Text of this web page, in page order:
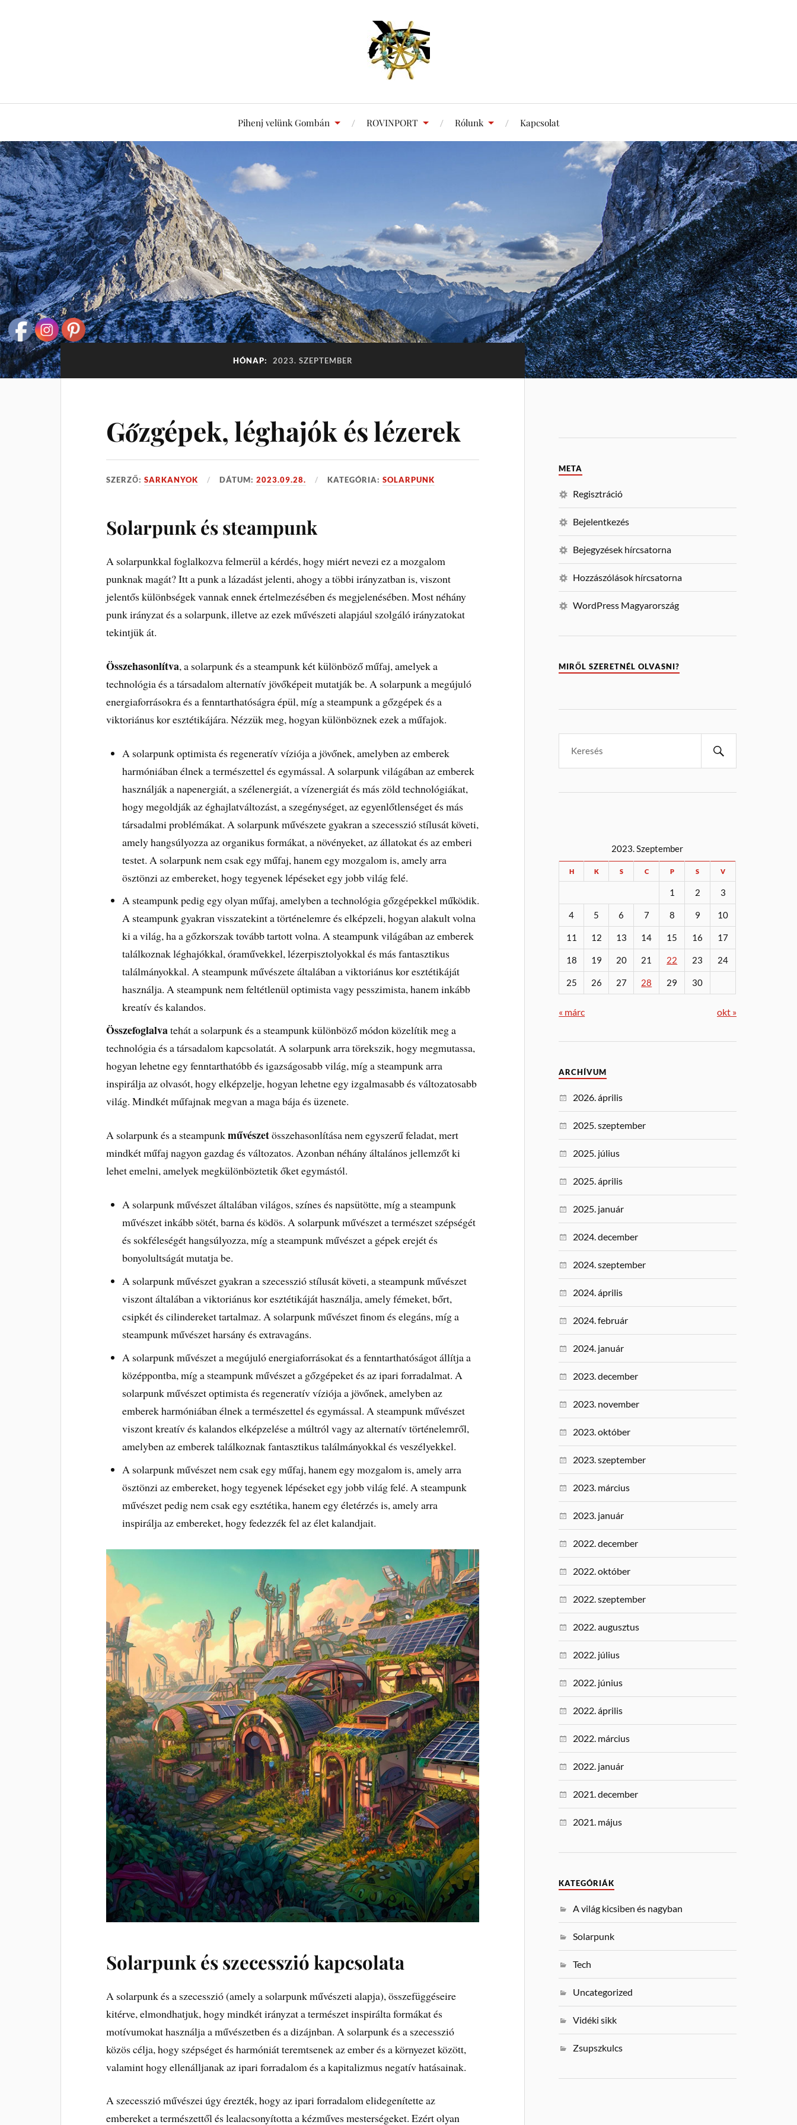
Pihenj velünk Gombán ROVINPORT Rólunk Kapcsolat
HÓNAP: 2023. SZEPTEMBER
Gőzgépek, léghajók és lézerek
SZERZŐ:SARKANYOK DÁTUM:2023.09.28. KATEGÓRIA:SOLARPUNK
Solarpunk és steampunk
A solarpunkkal foglalkozva felmerül a kérdés, hogy miért nevezi ez a mozgalom
punknak magát? Itt a punk a lázadást jelenti, ahogy a többi irányzatban is, viszont
jelentős különbségek vannak ennek értelmezésében és megjelenésében. Most néhány
punk irányzat és a solarpunk, illetve az ezek művészeti alapjául szolgáló irányzatokat
tekintjük át.
Összehasonlítva, a solarpunk és a steampunk két különböző műfaj, amelyek a
technológia és a társadalom alternatív jövőképeit mutatják be. A solarpunk a megújuló
energiaforrásokra és a fenntarthatóságra épül, míg a steampunk a gőzgépek és a
viktoriánus kor esztétikájára. Nézzük meg, hogyan különböznek ezek a műfajok.
A solarpunk optimista és regeneratív víziója a jövőnek, amelyben az emberek
harmóniában élnek a természettel és egymással. A solarpunk világában az emberek
használják a napenergiát, a szélenergiát, a vízenergiát és más zöld technológiákat,
hogy megoldják az éghajlatváltozást, a szegénységet, az egyenlőtlenséget és más
társadalmi problémákat. A solarpunk művészete gyakran a szecesszió stílusát követi,
amely hangsúlyozza az organikus formákat, a növényeket, az állatokat és az emberi
testet. A solarpunk nem csak egy műfaj, hanem egy mozgalom is, amely arra
ösztönzi az embereket, hogy tegyenek lépéseket egy jobb világ felé.
A steampunk pedig egy olyan műfaj, amelyben a technológia gőzgépekkel működik.
A steampunk gyakran visszatekint a történelemre és elképzeli, hogyan alakult volna
ki a világ, ha a gőzkorszak tovább tartott volna. A steampunk világában az emberek
találkoznak léghajókkal, óraművekkel, lézerpisztolyokkal és más fantasztikus
találmányokkal. A steampunk művészete általában a viktoriánus kor esztétikáját
használja. A steampunk nem feltétlenül optimista vagy pesszimista, hanem inkább
kreatív és kalandos.
Összefoglalvatehát a solarpunk és a steampunk különböző módon közelítik meg a
technológia és a társadalom kapcsolatát. A solarpunk arra törekszik, hogy megmutassa,
hogyan lehetne egy fenntarthatóbb és igazságosabb világ, míg a steampunk arra
inspirálja az olvasót, hogy elképzelje, hogyan lehetne egy izgalmasabb és változatosabb
világ. Mindkét műfajnak megvan a maga bája és üzenete.
A solarpunk és a steampunkművészetösszehasonlítása nem egyszerű feladat, mert
mindkét műfaj nagyon gazdag és változatos. Azonban néhány általános jellemzőt ki
lehet emelni, amelyek megkülönböztetik őket egymástól.
A solarpunk művészet általában világos, színes és napsütötte, míg a steampunk
művészet inkább sötét, barna és ködös. A solarpunk művészet a természet szépségét
és sokféleségét hangsúlyozza, míg a steampunk művészet a gépek erejét és
bonyolultságát mutatja be.
A solarpunk művészet gyakran a szecesszió stílusát követi, a steampunk művészet
viszont általában a viktoriánus kor esztétikáját használja, amely fémeket, bőrt,
csipkét és cilindereket tartalmaz. A solarpunk művészet finom és elegáns, míg a
steampunk művészet harsány és extravagáns.
A solarpunk művészet a megújuló energiaforrásokat és a fenntarthatóságot állítja a
középpontba, míg a steampunk művészet a gőzgépeket és az ipari forradalmat. A
solarpunk művészet optimista és regeneratív víziója a jövőnek, amelyben az
emberek harmóniában élnek a természettel és egymással. A steampunk művészet
viszont kreatív és kalandos elképzelése a múltról vagy az alternatív történelemről,
amelyben az emberek találkoznak fantasztikus találmányokkal és veszélyekkel.
A solarpunk művészet nem csak egy műfaj, hanem egy mozgalom is, amely arra
ösztönzi az embereket, hogy tegyenek lépéseket egy jobb világ felé. A steampunk
művészet pedig nem csak egy esztétika, hanem egy életérzés is, amely arra
inspirálja az embereket, hogy fedezzék fel az élet kalandjait.
Solarpunk és szecesszió kapcsolata
A solarpunk és a szecesszió (amely a solarpunk művészeti alapja), összefüggéseire
kitérve, elmondhatjuk, hogy mindkét irányzat a természet inspirálta formákat és
motívumokat használja a művészetben és a dizájnban. A solarpunk és a szecesszió
közös célja, hogy szépséget és harmóniát teremtsenek az ember és a környezet között,
valamint hogy ellenálljanak az ipari forradalom és a kapitalizmus negatív hatásainak.
A szecesszió művészei úgy érezték, hogy az ipari forradalom elidegenítette az
embereket a természettől és lealacsonyította a kézműves mesterségeket. Ezért olyan
META
Regisztráció
Bejelentkezés
Bejegyzések hírcsatorna
Hozzászólások hírcsatorna
WordPress Magyarország
MIRŐL SZERETNÉL OLVASNI?
2023. Szeptember
H K S C P S V
1 2 3
4 5 6 7 8 9 10
11 12 13 14 15 16 17
18 19 20 21 22 23 24
25 26 27 28 29 30
« márc okt »
ARCHÍVUM
2026. április
2025. szeptember
2025. július
2025. április
2025. január
2024. december
2024. szeptember
2024. április
2024. február
2024. január
2023. december
2023. november
2023. október
2023. szeptember
2023. március
2023. január
2022. december
2022. október
2022. szeptember
2022. augusztus
2022. július
2022. június
2022. április
2022. március
2022. január
2021. december
2021. május
KATEGÓRIÁK
A világ kicsiben és nagyban
Solarpunk
Tech
Uncategorized
Vidéki sikk
Zsupszkulcs